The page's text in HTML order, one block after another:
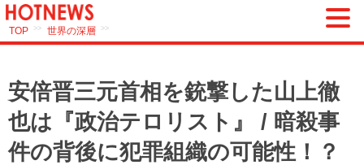
TOP >> 世界の深層 >>
安倍晋三元首相を銃撃した山上徹
也は『政治テロリスト』 / 暗殺事
件の背後に犯罪組織の可能性！？